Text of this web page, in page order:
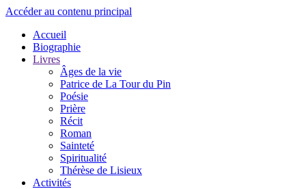
Accéder au contenu principal
Accueil
Biographie
Livres
Âges de la vie
Patrice de La Tour du Pin
Poésie
Prière
Récit
Roman
Sainteté
Spiritualité
Thérèse de Lisieux
Activités